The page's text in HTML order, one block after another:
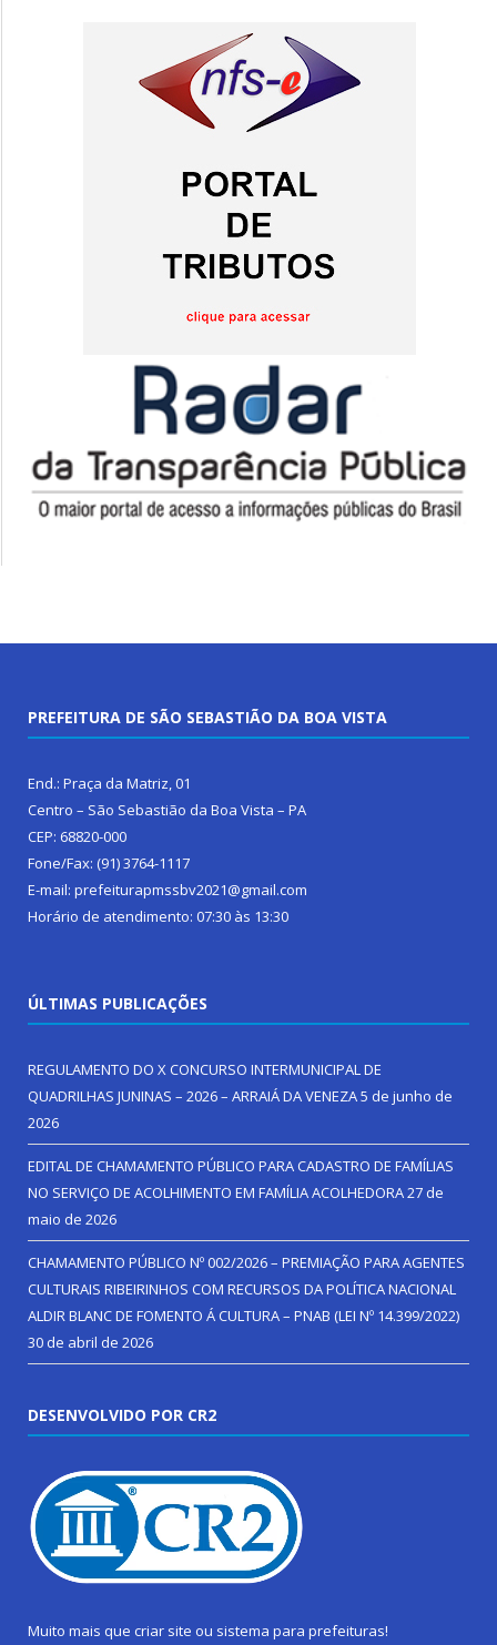
PREFEITURA DE SÃO SEBASTIÃO DA BOA VISTA
End.: Praça da Matriz, 01
Centro – São Sebastião da Boa Vista – PA
CEP: 68820-000
Fone/Fax: (91) 3764-1117
E-mail: prefeiturapmssbv2021@gmail.com
Horário de atendimento: 07:30 às 13:30
ÚLTIMAS PUBLICAÇÕES
REGULAMENTO DO X CONCURSO INTERMUNICIPAL DE
QUADRILHAS JUNINAS – 2026 – ARRAIÁ DA VENEZA5 de junho de
2026
EDITAL DE CHAMAMENTO PÚBLICO PARA CADASTRO DE FAMÍLIAS
NO SERVIÇO DE ACOLHIMENTO EM FAMÍLIA ACOLHEDORA27 de
maio de 2026
CHAMAMENTO PÚBLICO Nº 002/2026 – PREMIAÇÃO PARA AGENTES
CULTURAIS RIBEIRINHOS COM RECURSOS DA POLÍTICA NACIONAL
ALDIR BLANC DE FOMENTO Á CULTURA – PNAB (LEI Nº 14.399/2022)
30 de abril de 2026
DESENVOLVIDO POR CR2
Muito mais que criar site ou sistema para prefeituras!